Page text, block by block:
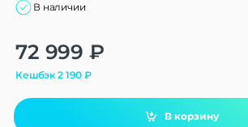
В наличии
72 999 ₽
Кешбэк2 190 ₽
В корзину
Alternative: